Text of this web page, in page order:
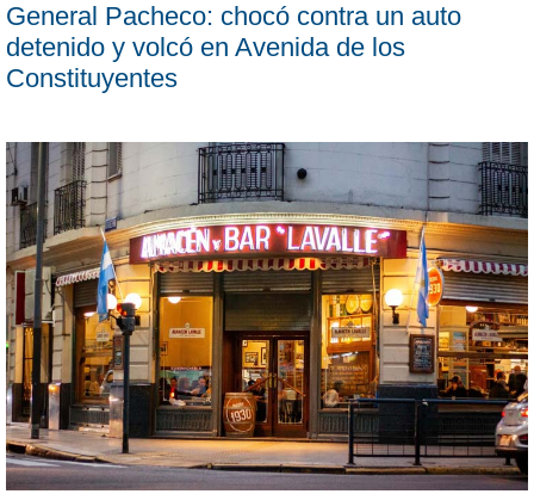
General Pacheco: chocó contra un auto
detenido y volcó en Avenida de los
Constituyentes